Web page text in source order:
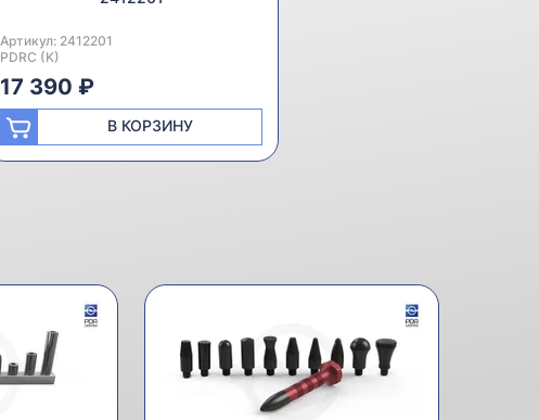
Артикул: 2412201
Производитель:
PDRC (K)
17 390 ₽
В КОРЗИНУ